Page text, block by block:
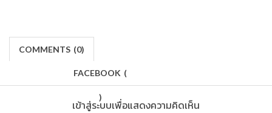
COMMENTS (0)
FACEBOOK (
)
เข้าสู่ระบบเพื่อแสดงความคิดเห็น